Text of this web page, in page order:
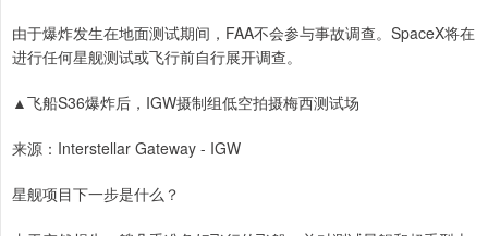
由于爆炸发生在地面测试期间，FAA不会参与事故调查。SpaceX将在
进行任何星舰测试或飞行前自行展开调查。
▲飞船S36爆炸后，IGW摄制组低空拍摄梅西测试场
来源：Interstellar Gateway - IGW
星舰项目下一步是什么？